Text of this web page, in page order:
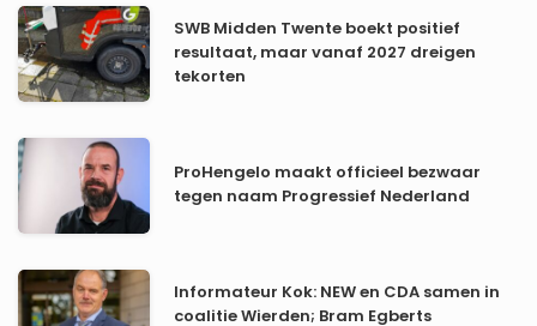
SWB Midden Twente boekt positief
resultaat, maar vanaf 2027 dreigen
tekorten
ProHengelo maakt officieel bezwaar
tegen naam Progressief Nederland
Informateur Kok: NEW en CDA samen in
coalitie Wierden; Bram Egberts